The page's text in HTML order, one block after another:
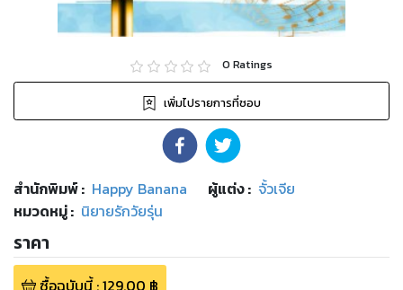
0 Ratings
เพิ่มไปรายการที่ชอบ
สำนักพิมพ์: Happy Banana ผู้แต่ง : จั้วเจีย
หมวดหมู่: นิยายรักวัยรุ่น
ราคา
ซื้อฉบับนี้:129.00 ฿